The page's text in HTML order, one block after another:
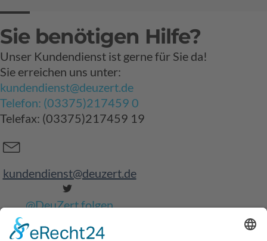
Sie benötigen Hilfe?
Unser Kundendienst ist gerne für Sie da!
Sie erreichen uns unter:
kundendienst@deuzert.de
Telefon: (03375)217459 0
Telefax: (03375)217459 19
kundendienst@deuzert.de
@DeuZert folgen